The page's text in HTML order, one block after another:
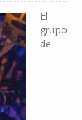
El
grupo
de